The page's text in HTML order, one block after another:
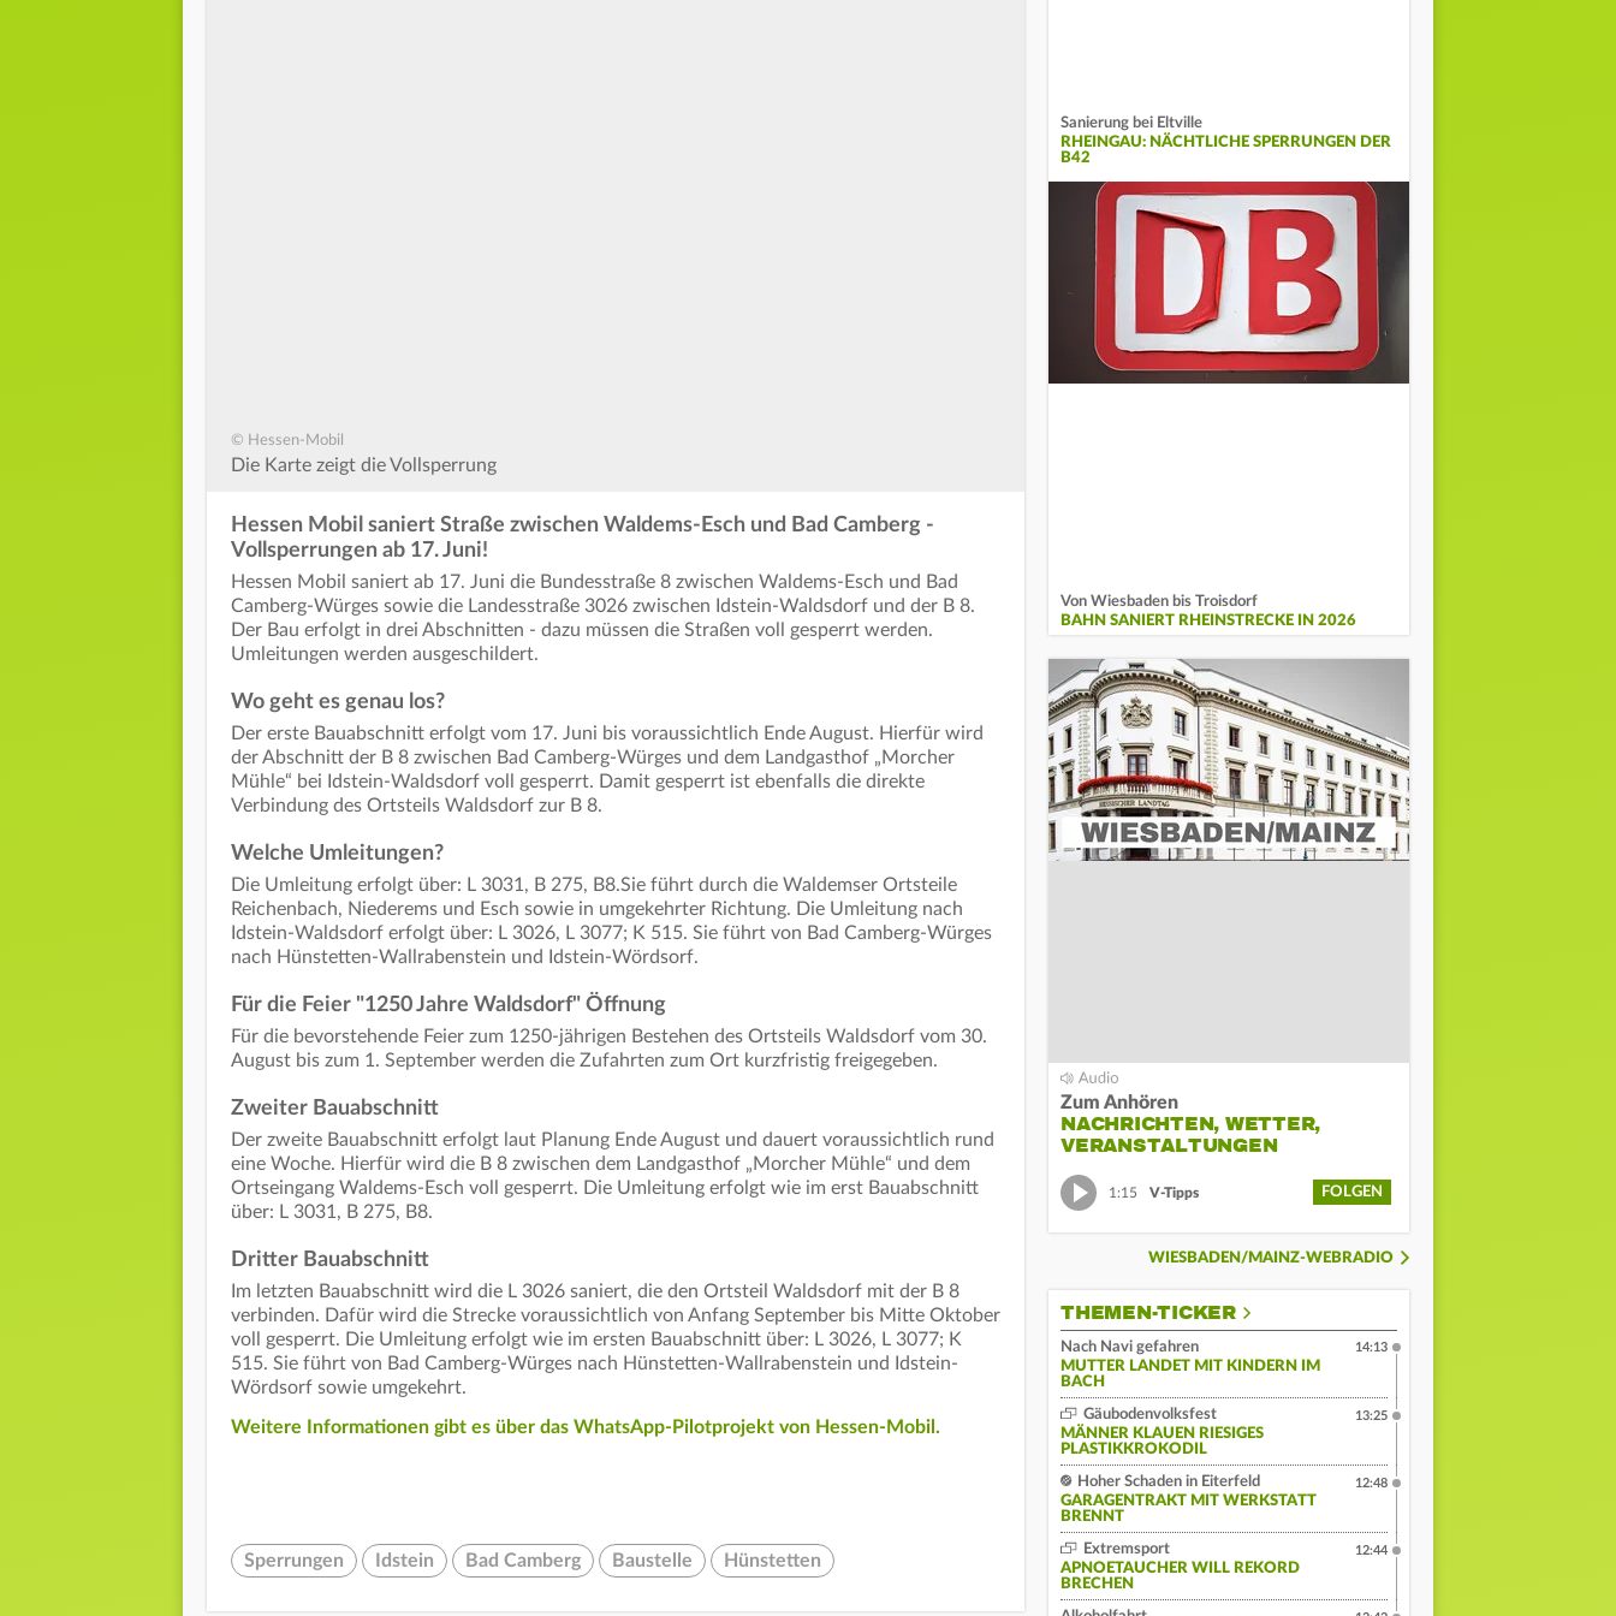
© Hessen-Mobil
Die Karte zeigt die Vollsperrung
Hessen Mobil saniert Straße zwischen Waldems-Esch und Bad Camberg -
Vollsperrungen ab 17. Juni!
Hessen Mobil saniert ab 17. Juni die Bundesstraße 8 zwischen Waldems-Esch und Bad
Camberg-Würges sowie die Landesstraße 3026 zwischen Idstein-Waldsdorf und der B 8.
Der Bau erfolgt in drei Abschnitten - dazu müssen die Straßen voll gesperrt werden.
Umleitungen werden ausgeschildert.
Wo geht es genau los?
Der erste Bauabschnitt erfolgt vom 17. Juni bis voraussichtlich Ende August. Hierfür wird
der Abschnitt der B 8 zwischen Bad Camberg-Würges und dem Landgasthof „Morcher
Mühle“ bei Idstein-Waldsdorf voll gesperrt. Damit gesperrt ist ebenfalls die direkte
Verbindung des Ortsteils Waldsdorf zur B 8.
Welche Umleitungen?
Die Umleitung erfolgt über: L 3031, B 275, B8.Sie führt durch die Waldemser Ortsteile
Reichenbach, Niederems und Esch sowie in umgekehrter Richtung. Die Umleitung nach
Idstein-Waldsdorf erfolgt über: L 3026, L 3077; K 515. Sie führt von Bad Camberg-Würges
nach Hünstetten-Wallrabenstein und Idstein-Wördsorf.
Für die Feier "1250 Jahre Waldsdorf" Öffnung
Für die bevorstehende Feier zum 1250-jährigen Bestehen des Ortsteils Waldsdorf vom 30.
August bis zum 1. September werden die Zufahrten zum Ort kurzfristig freigegeben.
Zweiter Bauabschnitt
Der zweite Bauabschnitt erfolgt laut Planung Ende August und dauert voraussichtlich rund
eine Woche. Hierfür wird die B 8 zwischen dem Landgasthof „Morcher Mühle“ und dem
Ortseingang Waldems-Esch voll gesperrt. Die Umleitung erfolgt wie im erst Bauabschnitt
über: L 3031, B 275, B8.
Dritter Bauabschnitt
Im letzten Bauabschnitt wird die L 3026 saniert, die den Ortsteil Waldsdorf mit der B 8
verbinden. Dafür wird die Strecke voraussichtlich von Anfang September bis Mitte Oktober
voll gesperrt. Die Umleitung erfolgt wie im ersten Bauabschnitt über: L 3026, L 3077; K
515. Sie führt von Bad Camberg-Würges nach Hünstetten-Wallrabenstein und Idstein-
Wördsorf sowie umgekehrt.
Weitere Informationen gibt es über das WhatsApp-Pilotprojekt von Hessen-Mobil.
Sperrungen Idstein Bad Camberg Baustelle Hünstetten
Sanierung bei Eltville
RHEINGAU: NÄCHTLICHE SPERRUNGEN DER
B42
Von Wiesbaden bis Troisdorf
BAHN SANIERT RHEINSTRECKE IN 2026
Zum Anhören
NACHRICHTEN, WETTER,
VERANSTALTUNGEN
1:15 V-Tipps FOLGEN
WIESBADEN/MAINZ-WEBRADIO
THEMEN-TICKER
Nach Navi gefahren
MUTTER LANDET MIT KINDERN IM
BACH
14:13
Gäubodenvolksfest
MÄNNER KLAUEN RIESIGES
PLASTIKKROKODIL
13:25
Hoher Schaden in Eiterfeld
GARAGENTRAKT MIT WERKSTATT
BRENNT
12:48
Extremsport
APNOETAUCHER WILL REKORD
BRECHEN
12:44